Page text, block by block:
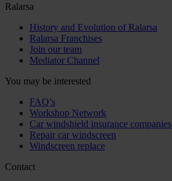
Ralarsa
History and Evolution of Ralarsa
Ralarsa Franchises
Join our team
Mediator Channel
You may be interested
FAQ’s
Workshop Network
Car windshield insurance companies
Repair car windscreen
Windscreen replace
Contact